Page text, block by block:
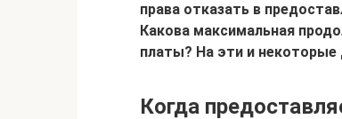
права отказать в
Какова максимальная
платы? На эти и
Когда